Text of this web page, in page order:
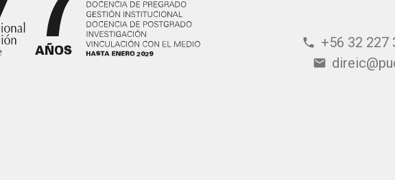
phone +56 32 227
email